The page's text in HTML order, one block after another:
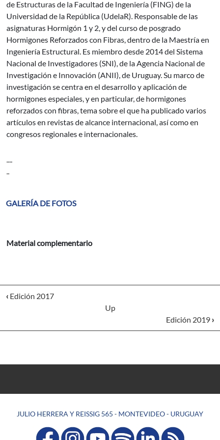
de Estructuras de la Facultad de Ingeniería (FING) de la
Universidad de la República (UdelaR). Responsable de las
asignaturas Hormigón 1 y 2, y del curso de posgrado
Hormigones Reforzados con Fibras, dentro de la Maestría en
Ingeniería Estructural. Es miembro desde 2014 del Sistema
Nacional de Investigadores (SNI), de la Agencia Nacional de
Investigación e Innovación (ANII), de Uruguay. Su marco de
investigación se centra en el desarrollo y aplicación de
hormigones especiales, y en particular, de hormigones
reforzados con fibras, tema sobre el que ha publicado varios
artículos en revistas de alcance internacional, así como en
congresos regionales e internacionales.
....
..
GALERÍA DE FOTOS
Material complementario
‹ Edición 2017
Up
Edición 2019 ›
JULIO HERRERA Y REISSIG 565 - MONTEVIDEO - URUGUAY